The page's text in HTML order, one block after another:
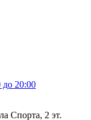
до 20:00
Спорта, 2 эт.